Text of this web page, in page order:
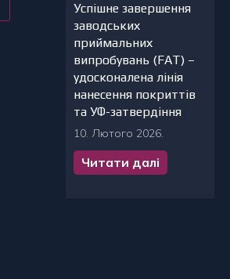
Успішне завершення
заводських
приймальних
випробувань (FAT) –
удосконалена лінія
нанесення покриттів
та УФ-затвердіння
10. Лютого 2026.
Читати далі